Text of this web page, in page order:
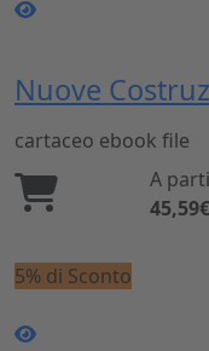
Nuove
cartaceo ebook file
A
45,59€
5% di Sconto